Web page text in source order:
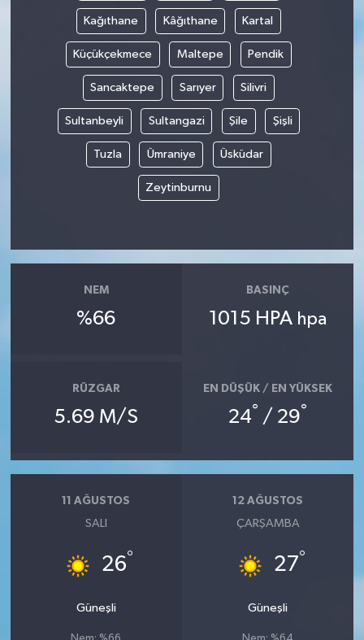
Kağıthane Kâğıthane Kartal
Küçükçekmece Maltepe Pendik
Sancaktepe Sarıyer Silivri
Sultanbeyli Sultangazi Şile Şişli
Tuzla Ümraniye Üsküdar
Zeytinburnu
NEM
%66
BASINÇ
1015 HPA hpa
RÜZGAR
5.69 M/S
EN DÜŞÜK / EN YÜKSEK
24° / 29°
11 AĞUSTOS
SALI
26°
Güneşli
12 AĞUSTOS
ÇARŞAMBA
27°
Güneşli